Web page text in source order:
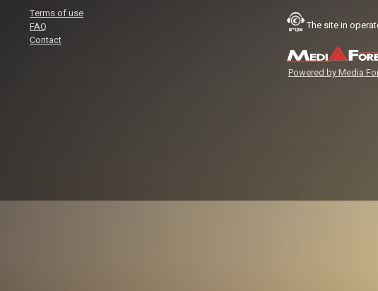
Terms of use
FAQ
Contact
The site in
Powered by Media